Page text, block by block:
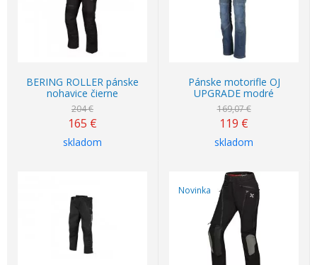
BERING ROLLER pánske
nohavice čierne
204 €
165 €
skladom
Pánske motorifle OJ
UPGRADE modré
169,07 €
119 €
skladom
Novinka